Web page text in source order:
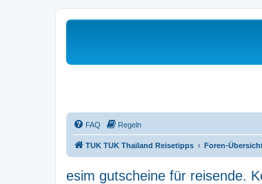
FAQ Regeln
TUK TUK Thailand Reisetipps Foren-
esim gutscheine für reisende.